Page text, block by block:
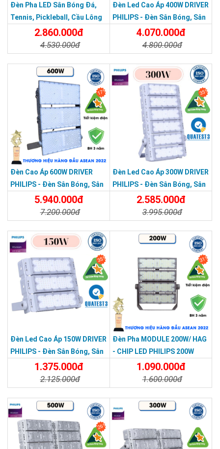
Đèn Pha LED Sân Bóng Đá,
Tennis, Pickleball, Cầu Lông
Module 400w2.860.000đ
4.530.000đ
Đèn Led Cao Áp 400W DRIVER
PHILIPS - Đèn Sân Bóng, Sân
Pickleball Module 400W
4.070.000đ
4.800.000đ
17%
Đèn Cao Áp 600W DRIVER
PHILIPS - Đèn Sân Bóng, Sân
Pickleball Module 600W
5.940.000đ
7.200.000đ
35%
Đèn Led Cao Áp 300W DRIVER
PHILIPS - Đèn Sân Bóng, Sân
Pickleball Module 300W
2.585.000đ
3.995.000đ
35%
Đèn Led Cao Áp 150W DRIVER
PHILIPS - Đèn Sân Bóng, Sân
Pickleballled Module 150W
1.375.000đ
2.125.000đ
31%
Đèn Pha MODULE 200W/ HAG
- CHIP LED PHILIPS 200W
1.090.000đ
1.600.000đ
26%